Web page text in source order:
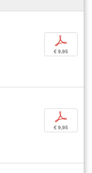
p
€ 9,95
p
€ 9,95